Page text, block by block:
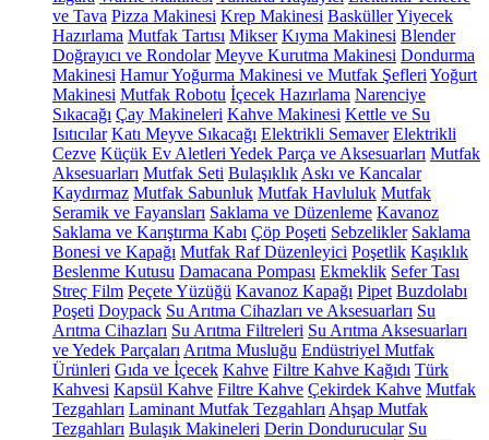
ve Tava Pizza Makinesi Krep Makinesi BasküllerYiyecek
Hazırlama Mutfak Tartısı Mikser Kıyma Makinesi Blender
Doğrayıcı ve Rondolar Meyve Kurutma Makinesi Dondurma
Makinesi Hamur Yoğurma Makinesi ve Mutfak Şefleri Yoğurt
Makinesi Mutfak Robotu İçecek Hazırlama Narenciye
Sıkacağı Çay Makineleri Kahve Makinesi Kettle ve Su
Isıtıcılar Katı Meyve Sıkacağı Elektrikli Semaver Elektrikli
Cezve Küçük Ev Aletleri Yedek Parça ve Aksesuarları Mutfak
Aksesuarları Mutfak Seti Bulaşıklık Askı ve Kancalar
Kaydırmaz Mutfak Sabunluk Mutfak Havluluk Mutfak
Seramik ve Fayansları Saklama ve Düzenleme Kavanoz
Saklama ve Karıştırma Kabı Çöp Poşeti Sebzelikler Saklama
Bonesi ve Kapağı Mutfak Raf Düzenleyici Poşetlik Kaşıklık
Beslenme Kutusu Damacana Pompası Ekmeklik Sefer Tası
Streç Film Peçete Yüzüğü Kavanoz Kapağı Pipet Buzdolabı
Poşeti Doypack Su Arıtma Cihazları ve Aksesuarları Su
Arıtma Cihazları Su Arıtma Filtreleri Su Arıtma Aksesuarları
ve Yedek Parçaları Arıtma Musluğu Endüstriyel Mutfak
Ürünleri Gıda ve İçecek Kahve Filtre Kahve Kağıdı Türk
Kahvesi Kapsül Kahve Filtre Kahve Çekirdek Kahve Mutfak
Tezgahları Laminant Mutfak Tezgahları Ahşap Mutfak
Tezgahları Bulaşık Makineleri Derin Dondurucular Su